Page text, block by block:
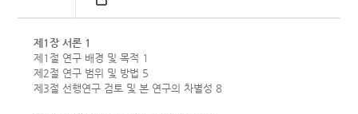
제1장 서론 1
제1절 연구 배경 및 목적 1
제2절 연구 범위 및 방법 5
제3절 선행연구 검토 및 본 연구의 차별성 8